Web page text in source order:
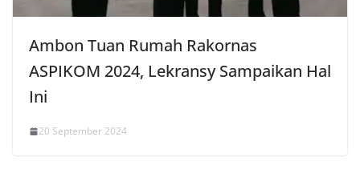
Ambon Tuan Rumah Rakornas
ASPIKOM 2024, Lekransy Sampaikan Hal
Ini
20 September 2024